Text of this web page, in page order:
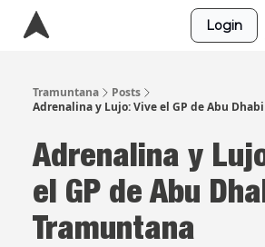
Login
Tramuntana
Posts
Adrenalina y Lujo: Vive el GP de Abu
Adrenalina y
el GP de Abu
Tramuntana